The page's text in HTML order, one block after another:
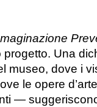
Una
museo, dove i
le opere
—